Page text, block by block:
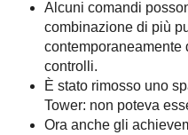
Alcuni comandi
combinazione di più
contemporaneamente
controlli.
È stato rimosso uno
Tower: non poteva
Ora anche gli